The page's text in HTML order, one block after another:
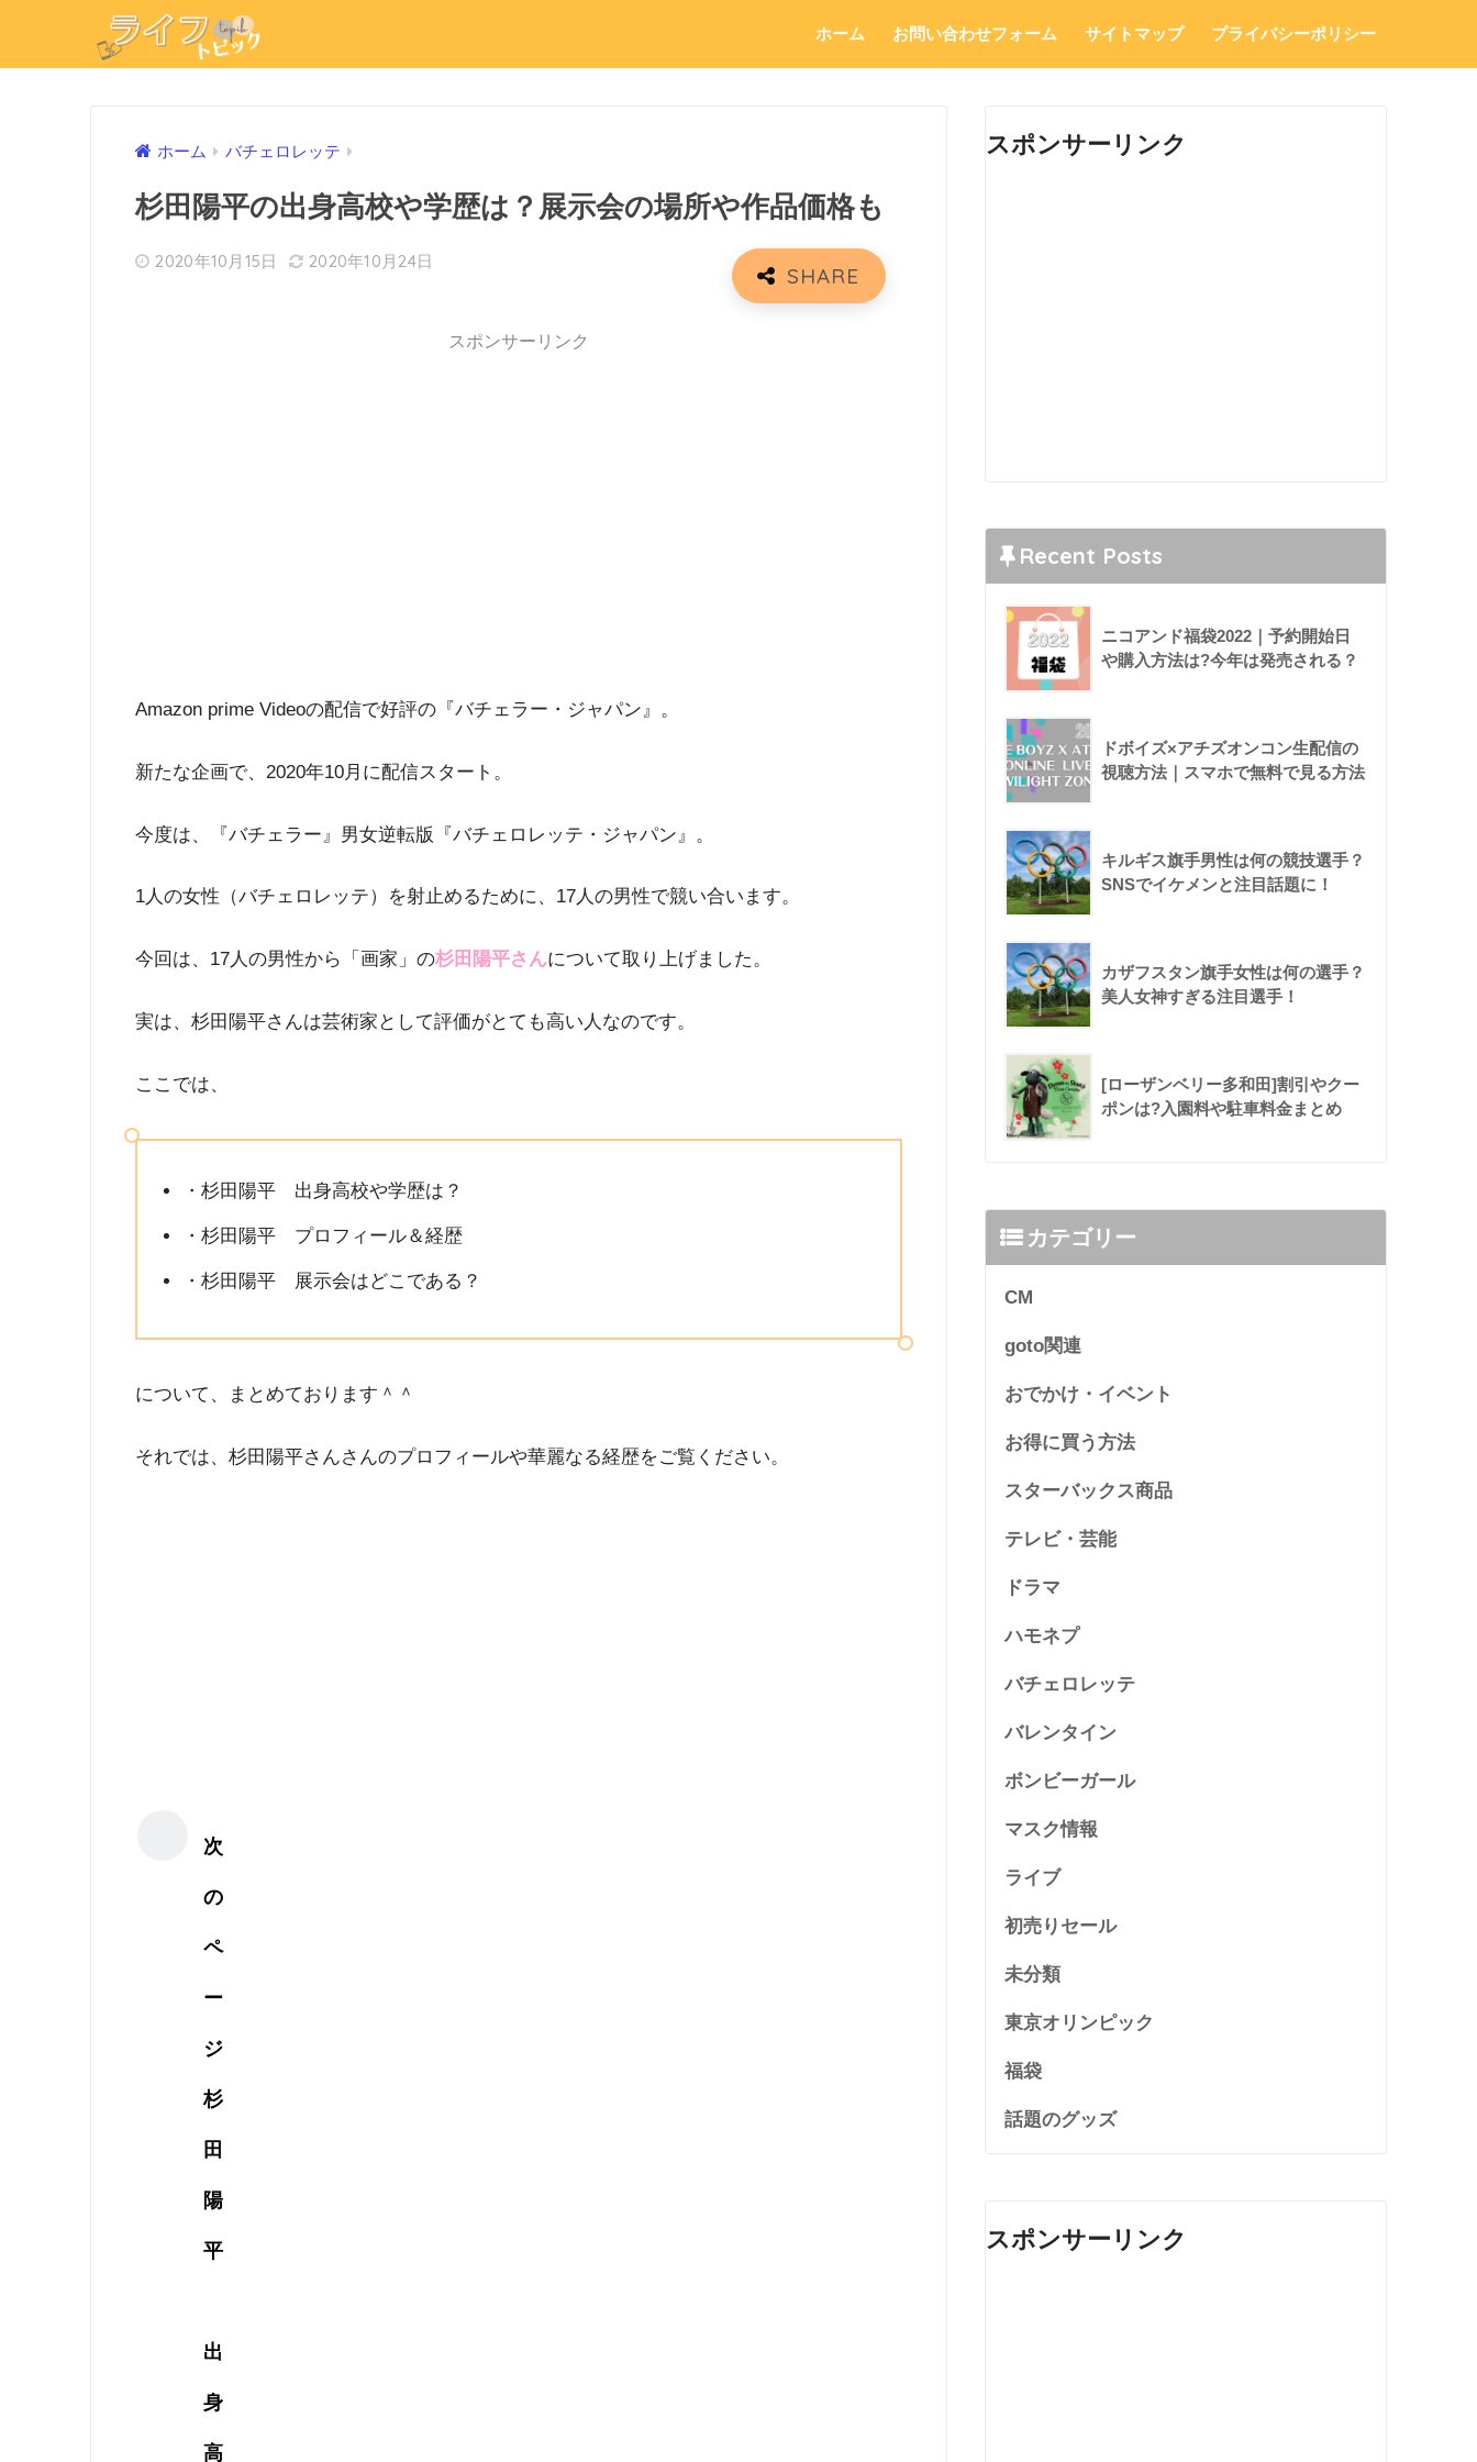
ホーム お問い合わせフォーム サイトマップ プライバシーポリシー
ホーム バチェロレッテ
杉田陽平の出身高校や学歴は？展示会の場所や作品価格も
2020年10月15日 2020年10月24日
スポンサーリンク
Amazon prime Videoの配信で好評の『バチェラー・ジャパン』。
新たな企画で、2020年10月に配信スタート。
今度は、『バチェラー』男女逆転版『バチェロレッテ・ジャパン』。
1人の女性（バチェロレッテ）を射止めるために、17人の男性で競い合います。
今回は、17人の男性から「画家」の杉田陽平さんについて取り上げました。
実は、杉田陽平さんは芸術家として評価がとても高い人なのです。
ここでは、
・杉田陽平 出身高校や学歴は？
・杉田陽平 プロフィール＆経歴
・杉田陽平 展示会はどこである？
について、まとめております＾＾
それでは、杉田陽平さんさんのプロフィールや華麗なる経歴をご覧ください。
次
の
ペ
ー
ジ
杉
田
陽
平
出
身
高
スポンサーリンク
Recent Posts
ニコアンド福袋2022｜予約開始日
や購入方法は?今年は発売される？
ドボイズ×アチズオンコン生配信の
視聴方法｜スマホで無料で見る方法
キルギス旗手男性は何の競技選手？
SNSでイケメンと注目話題に！
カザフスタン旗手女性は何の選手？
美人女神すぎる注目選手！
[ローザンベリー多和田]割引やクー
ポンは?入園料や駐車料金まとめ
カテゴリー
CM
goto関連
おでかけ・イベント
お得に買う方法
スターバックス商品
テレビ・芸能
ドラマ
ハモネプ
バチェロレッテ
バレンタイン
ボンビーガール
マスク情報
ライブ
初売りセール
未分類
東京オリンピック
福袋
話題のグッズ
スポンサーリンク